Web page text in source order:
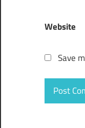
Website
Save